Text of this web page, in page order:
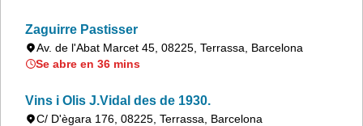
Zaguirre Pastisser
Av. de l'Abat Marcet 45, 08225, Terrassa, Barcelona
Se abre en 36 mins
Vins i Olis J.Vidal des de 1930.
C/ D'ègara 176, 08225, Terrassa, Barcelona